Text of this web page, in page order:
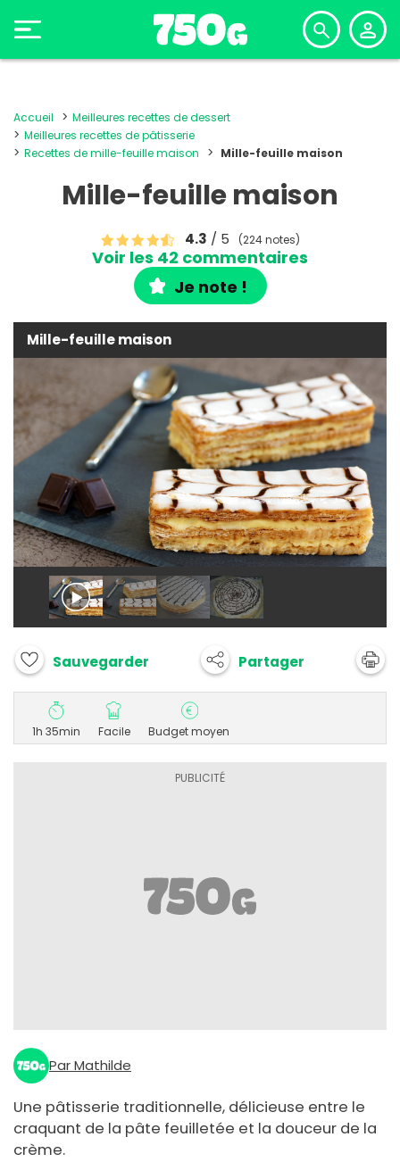
Accueil
Meilleures recettes de dessert
Meilleures recettes de pâtisserie
Recettes de mille-feuille maison
Mille-feuille maison
Mille-feuille maison
4.3 / 5 (224 notes)
Voir les 42 commentaires
Je note !
Mille-feuille maison
Sauvegarder Partager
1h 35min Facile Budget moyen
Par Mathilde
Une pâtisserie traditionnelle, délicieuse entre le
craquant de la pâte feuilletée et la douceur de la
crème.